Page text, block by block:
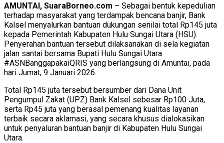
AMUNTAI, SuaraBorneo.com – Sebagai bentuk kepedulian
terhadap masyarakat yang terdampak bencana banjir, Bank
Kalsel menyalurkan bantuan dukungan senilai total Rp145 juta
kepada Pemerintah Kabupaten Hulu Sungai Utara (HSU).
Penyerahan bantuan tersebut dilaksanakan di sela kegiatan
jalan santai bersama Bupati Hulu Sungai Utara
#ASNBanggapakaiQRIS yang berlangsung di Amuntai, pada
hari Jumat, 9 Januari 2026.
Total Rp145 juta tersebut bersumber dari Dana Unit
Pengumpul Zakat (UPZ) Bank Kalsel sebesar Rp100 Juta,
serta Rp45 juta yang berasal pemenang kualitas layanan
terbaik secara aklamasi, yang secara khusus dialokasikan
untuk penyaluran bantuan banjir di Kabupaten Hulu Sungai
Utara.